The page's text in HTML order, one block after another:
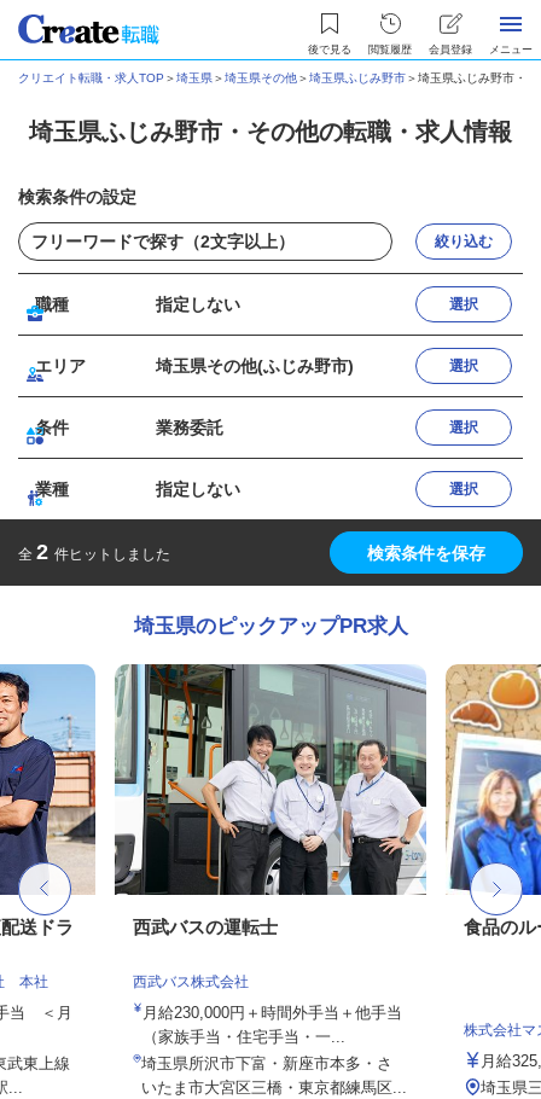
後で見る 閲覧履歴 会員登録 メニュー
クリエイト転職・求人TOP ＞埼玉県＞埼玉県その他＞埼玉県ふじみ野市＞埼玉県ふじみ野市・
埼玉県ふじみ野市・その他の転職・求人情報
検索条件の設定
絞り込む
職種 指定しない 選択
エリア 埼玉県その他(ふじみ野市) 選択
条件 業務委託 選択
業種 指定しない 選択
全 2 件ヒットしました 検索条件を保存
埼玉県のピックアップPR求人
送ドラ
本社
当 ＜月
武東上線
西武バスの運転士
西武バス株式会社
月給230,000円＋時間外手当＋他手当
（家族手当・住宅手当・一...
埼玉県所沢市下富・新座市本多・さ
いたま市大宮区三橋・東京都練馬区...
食品のル
株式会社マ
月給
埼玉県